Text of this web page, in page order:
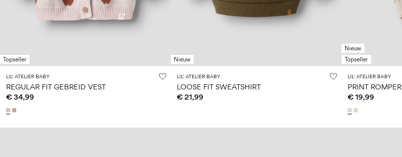
Topseller
LIL' ATELIER BABY
REGULAR FIT GEBREID VEST
€ 34,99
Nieuw
LIL' ATELIER BABY
LOOSE FIT SWEATSHIRT
€ 21,99
Nieuw
Topseller
LIL' ATELIER BABY
PRINT ROMPER
€ 19,99